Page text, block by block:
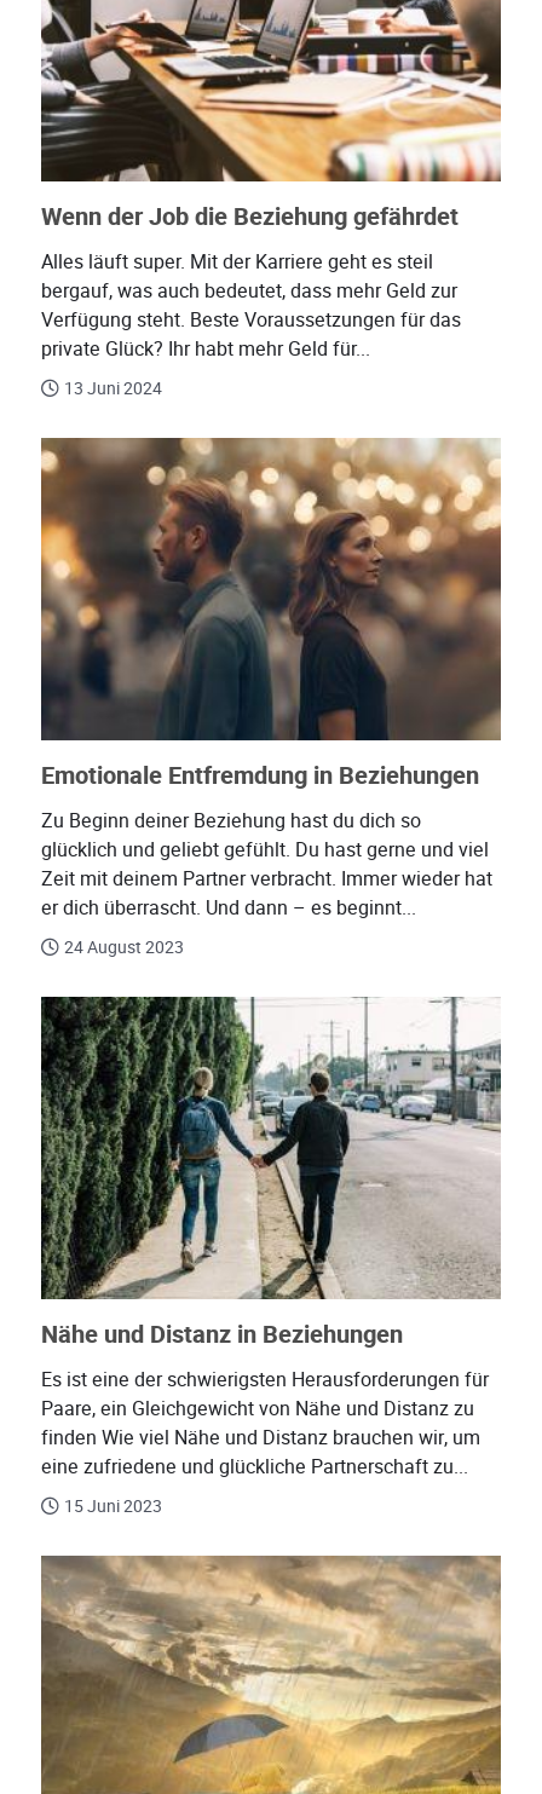
Wenn der Job die Beziehung gefährdet
Alles läuft super. Mit der Karriere geht es steil
bergauf, was auch bedeutet, dass mehr Geld zur
Verfügung steht. Beste Voraussetzungen für das
private Glück? Ihr habt mehr Geld für...
13 Juni 2024
Emotionale Entfremdung in Beziehungen
Zu Beginn deiner Beziehung hast du dich so
glücklich und geliebt gefühlt. Du hast gerne und viel
Zeit mit deinem Partner verbracht. Immer wieder hat
er dich überrascht. Und dann – es beginnt...
24 August 2023
Nähe und Distanz in Beziehungen
Es ist eine der schwierigsten Herausforderungen für
Paare, ein Gleichgewicht von Nähe und Distanz zu
finden Wie viel Nähe und Distanz brauchen wir, um
eine zufriedene und glückliche Partnerschaft zu...
15 Juni 2023